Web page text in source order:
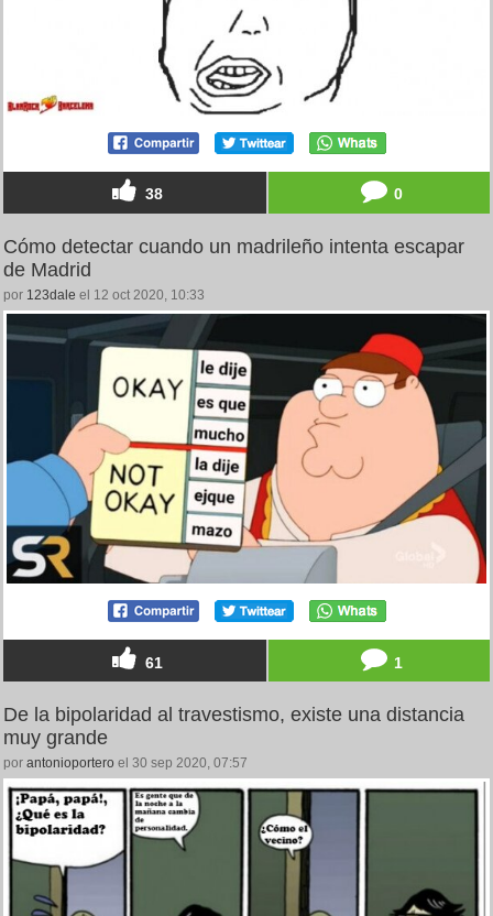
38 0
Cómo detectar cuando un madrileño intenta escapar
de Madrid
por 123dale el 12 oct 2020, 10:33
61 1
De la bipolaridad al travestismo, existe una distancia
muy grande
por antonioportero el 30 sep 2020, 07:57